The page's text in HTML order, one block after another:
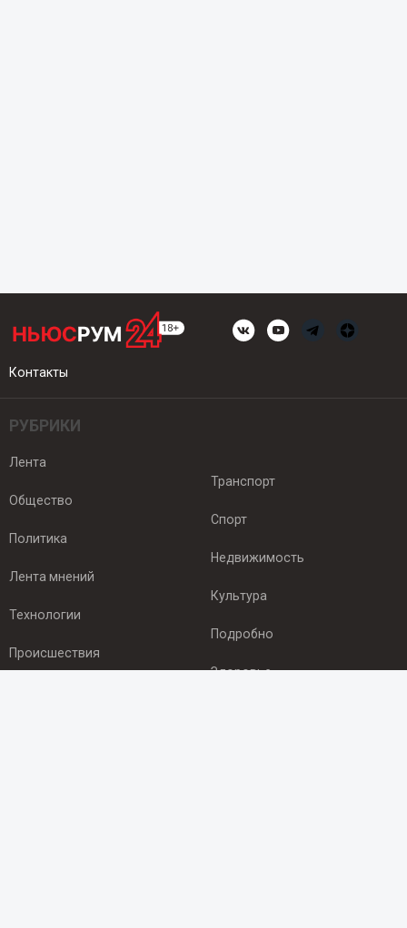
Контакты
РУБРИКИ
Лента
Общество
Политика
Лента мнений
Технологии
Происшествия
Транспорт
Спорт
Недвижимость
Культура
Подробно
Здоровье